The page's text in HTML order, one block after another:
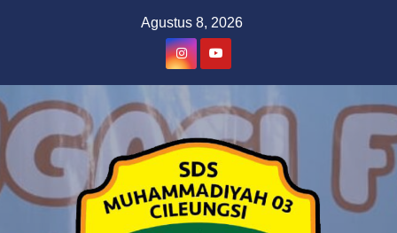
Agustus 8, 2026